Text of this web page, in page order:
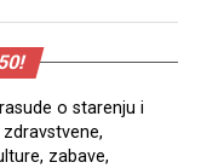
o starenju i
zabave,